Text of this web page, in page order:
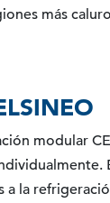
más
modular
la